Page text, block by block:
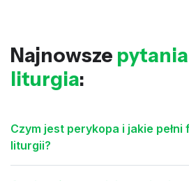
Najnowsze pytania
liturgia:
Czym jest perykopa i jakie pełni
liturgii?